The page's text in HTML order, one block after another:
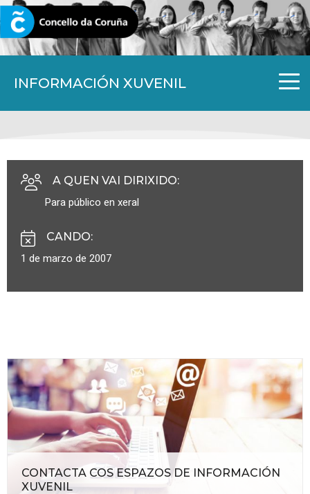
INFORMACIÓN XUVENIL
CORUNA.GAL
A QUEN VAI DIRIXIDO:
Para público en xeral
CANDO:
1 de marzo de 2007
CONTACTA COS ESPAZOS DE INFORMACIÓN
XUVENIL